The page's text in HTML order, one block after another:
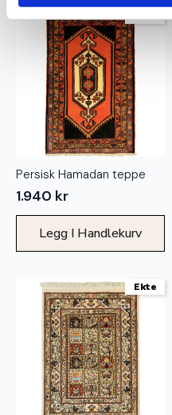
Persisk Hamadan teppe
1.940 kr
Legg I Handlekurv
Ekte